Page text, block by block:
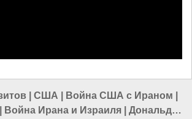
США Война США с Ираном
Война Ирана и Израиля
Дональд